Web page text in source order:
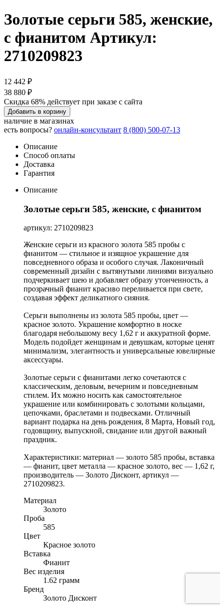
Золотые серьги 585, женские,
с фианитом Артикул:
2710209823
12 442 ₽
38 880 ₽
Скидка 68% действует при заказе с сайта
Добавить в корзину
наличие в магазинах
есть вопросы? онлайн-консультант 8 (800) 500-07-13
Описание
Способ оплаты
Доставка
Гарантия
Описание
Золотые серьги 585, женские, с фианитом
артикул: 2710209823
Женские серьги из красного золота 585 пробы с
фианитом — стильное и изящное украшение для
повседневного образа и особого случая. Лаконичный
современный дизайн с вытянутыми линиями визуально
подчеркивает шею и добавляет образу утонченность, а
прозрачный фианит красиво переливается при свете,
создавая эффект деликатного сияния.
Серьги выполнены из золота 585 пробы, цвет —
красное золото. Украшение комфортно в носке
благодаря небольшому весу 1,62 г и аккуратной форме.
Модель подойдет женщинам и девушкам, которые ценят
минимализм, элегантность и универсальные ювелирные
аксессуары.
Золотые серьги с фианитами легко сочетаются с
классическим, деловым, вечерним и повседневным
стилем. Их можно носить как самостоятельное
украшение или комбинировать с золотыми кольцами,
цепочками, браслетами и подвесками. Отличный
вариант подарка на день рождения, 8 Марта, Новый год,
годовщину, выпускной, свидание или другой важный
праздник.
Характеристики: материал — золото 585 пробы, вставка
— фианит, цвет металла — красное золото, вес — 1,62 г,
производитель — Золото Дисконт, артикул —
2710209823.
Материал
Золото
Проба
585
Цвет
Красное золото
Вставка
Фианит
Вес изделия
1.62 грамм
Бренд
Золото Дисконт